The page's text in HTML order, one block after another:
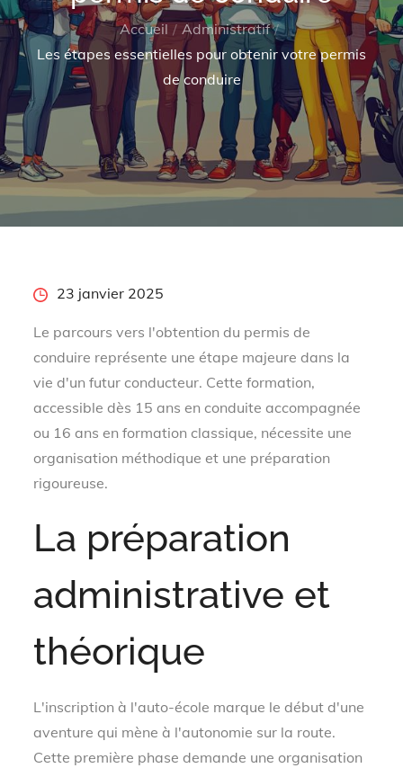
Accueil
Administratif
Les étapes essentielles pour obtenir votre permis
de conduire
Posted23 janvier 2025
Le parcours vers l'obtention du permis de
conduire représente une étape majeure dans la
vie d'un futur conducteur. Cette formation,
accessible dès 15 ans en conduite accompagnée
ou 16 ans en formation classique, nécessite une
organisation méthodique et une préparation
rigoureuse.
La préparation
administrative et
théorique
L'inscription à l'auto-école marque le début d'une
aventure qui mène à l'autonomie sur la route.
Cette première phase demande une organisation